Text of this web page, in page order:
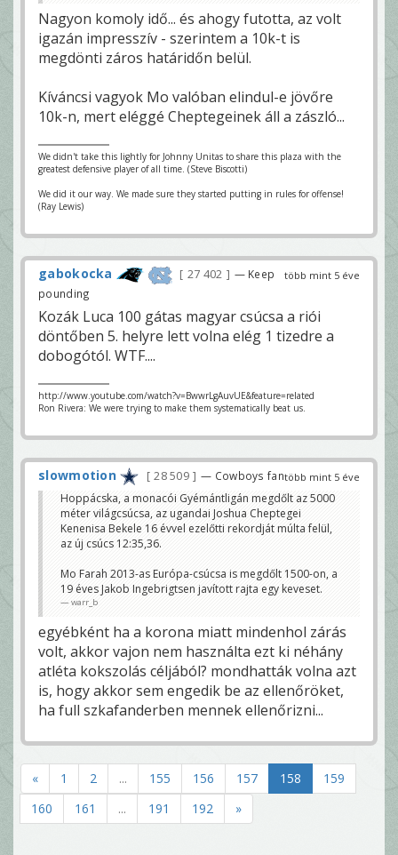
Nagyon komoly idő... és ahogy futotta, az volt
igazán impresszív - szerintem a 10k-t is
megdönti záros határidőn belül.
Kíváncsi vagyok Mo valóban elindul-e jövőre
10k-n, mert eléggé Cheptegeinek áll a zászló...
We didn't take this lightly for Johnny Unitas to share this plaza with the
greatest defensive player of all time. (Steve Biscotti)
We did it our way. We made sure they started putting in rules for offense!
(Ray Lewis)
több mint 5 éve
gabokocka 27 402
— Keep
pounding
Kozák Luca 100 gátas magyar csúcsa a riói
döntőben 5. helyre lett volna elég 1 tizedre a
dobogótól. WTF....
http://www.youtube.com/watch?v=BwwrLgAuvUE&feature=related
Ron Rivera: We were trying to make them systematically beat us.
több mint 5 éve
slowmotion 28 509 — Cowboys fan
Hoppácska, a monacói Gyémántligán megdőlt az 5000
méter világcsúcsa, az ugandai Joshua Cheptegei
Kenenisa Bekele 16 évvel ezelőtti rekordját múlta felül,
az új csúcs 12:35,36.
Mo Farah 2013-as Európa-csúcsa is megdőlt 1500-on, a
19 éves Jakob Ingebrigtsen javított rajta egy keveset.
warr_b
egyébként ha a korona miatt mindenhol zárás
volt, akkor vajon nem használta ezt ki néhány
atléta kokszolás céljából? mondhatták volna azt
is, hogy akkor sem engedik be az ellenőröket,
ha full szkafanderben mennek ellenőrizni...
« 1 2 ... 155 156 157 158
159
160
161 ... 191 192 »